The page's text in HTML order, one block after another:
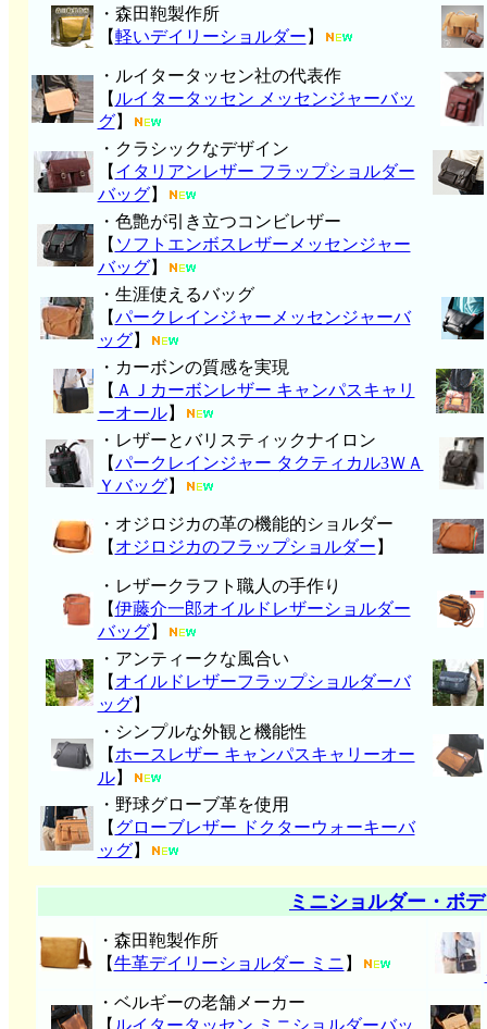
・森田鞄製作所
【軽いデイリーショルダー 】
・ルイタータッセン社の代表作
【 ルイタータッセン メッセンジャーバッ
グ】
・クラシックなデザイン
【 イタリアンレザー フラップショルダー
バッグ】
・色艶が引き立つコンビレザー
【 ソフトエンボスレザーメッセンジャー
バッグ】
・生涯使えるバッグ
【パークレインジャーメッセンジャーバ
ッグ】
・カーボンの質感を実現
【 ＡＪカーボンレザー キャンパスキャリ
ーオール】
・レザーとバリスティックナイロン
【パークレインジャー タクティカル3ＷＡ
Ｙバッグ】
・オジロジカの革の機能的ショルダー
【 オジロジカのフラップショルダー 】
・レザークラフト職人の手作り
【伊藤介一郎オイルドレザーショルダー
バッグ】
・アンティークな風合い
【 オイルドレザーフラップショルダーバ
ッグ】
・シンプルな外観と機能性
【 ホースレザー キャンパスキャリーオー
ル】
・野球グローブ革を使用
【 グローブレザー ドクターウォーキーバ
ッグ】
ミニショルダー・ボ
・森田鞄製作所
【牛革デイリーショルダー ミニ 】
・ベルギーの老舗メーカー
【 ルイタータッセン ミニショルダーバッ